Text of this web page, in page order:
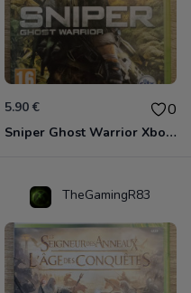
5.90 € 0
Sniper Ghost Warrior Xbox 360
TheGamingR83